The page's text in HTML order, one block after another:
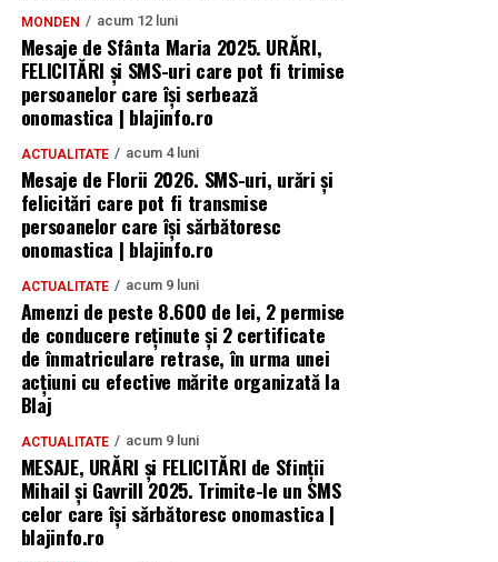
MONDEN acum 12 luni
Mesaje de Sfânta Maria 2025. URĂRI,
FELICITĂRI și SMS-uri care pot fi trimise
persoanelor care își serbează
onomastica | blajinfo.ro
ACTUALITATE acum 4 luni
Mesaje de Florii 2026. SMS-uri, urări și
felicitări care pot fi transmise
persoanelor care îşi sărbătoresc
onomastica | blajinfo.ro
ACTUALITATE acum 9 luni
Amenzi de peste 8.600 de lei, 2 permise
de conducere reținute și 2 certificate
de înmatriculare retrase, în urma unei
acțiuni cu efective mărite organizată la
Blaj
ACTUALITATE acum 9 luni
MESAJE, URĂRI și FELICITĂRI de Sfinții
Mihail și Gavrill 2025. Trimite-le un SMS
celor care își sărbătoresc onomastica |
blajinfo.ro